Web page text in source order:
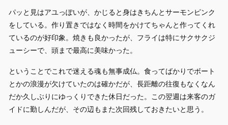
パッと見はアユっぽいが、かじると身はきちんとサーモンピンク
をしている。作り置きではなく時間をかけてちゃんと作ってくれ
ているのが好印象。焼きも良かったが、フライは特にサクサクジ
ューシーで、頭まで最高に美味かった。
ということでこれで迷える魂も無事成仏。食ってばかりでボート
とかの浪漫が欠けていたのは確かだが、長距離の往復もなくなん
だか久しぶりにゆっくりできた休日だった。この翌週は来客のガ
イドに勤しんだが、その辺もまた次回残しておきたいと思う。